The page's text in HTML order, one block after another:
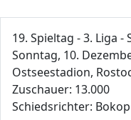
19. Spieltag - 3. Liga -
Sonntag, 10.
Ostseestadion,
Zuschauer: 13.000
Schiedsrichter: